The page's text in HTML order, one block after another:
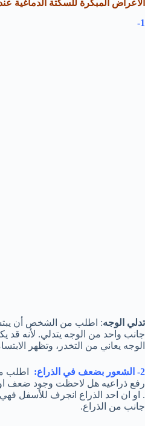
الأعراض المبكرة للسكتة الدماغية
1-
تدلي الوجه: اطلب من الشخص أن
جانب واحد من الوجه يتدلي. لأنه قد
الوجه يعاني من التخدر، وتظهر
2- الشعور بضعف في الذراع:
اطلب
رفع ذراعيه هل لاحظت وجود ضعف
. او ان احد الذراع انجرف للأسفل
جانب من الذراع.